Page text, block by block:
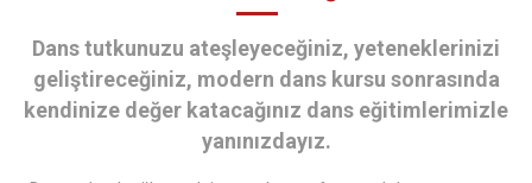
Dans tutkunuzu ateşleyeceğiniz, yeteneklerinizi
geliştireceğiniz, modern dans kursu sonrasında
kendinize değer katacağınız dans eğitimlerimizle
yanınızdayız.